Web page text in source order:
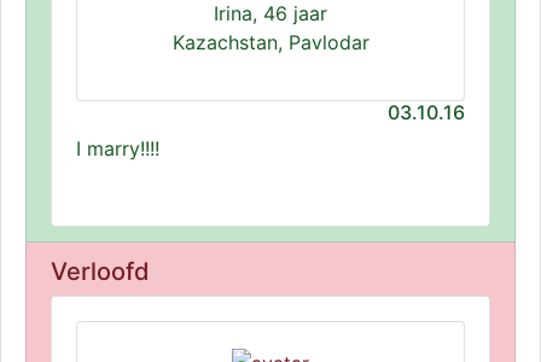
Irina, 46 jaar
Kazachstan, Pavlodar
03.10.16
I marry!!!!
Verloofd